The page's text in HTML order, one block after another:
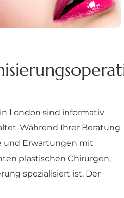
London sind informativ
Während Ihrer Beratung
und Erwartungen mit
plastischen Chirurgen,
spezialisiert ist. Der